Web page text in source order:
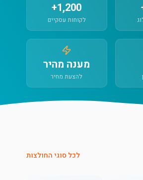
1,200+
לקוחות עסקיים
מענה מהיר
להצעת מחיר
לכל סוגי החולצות